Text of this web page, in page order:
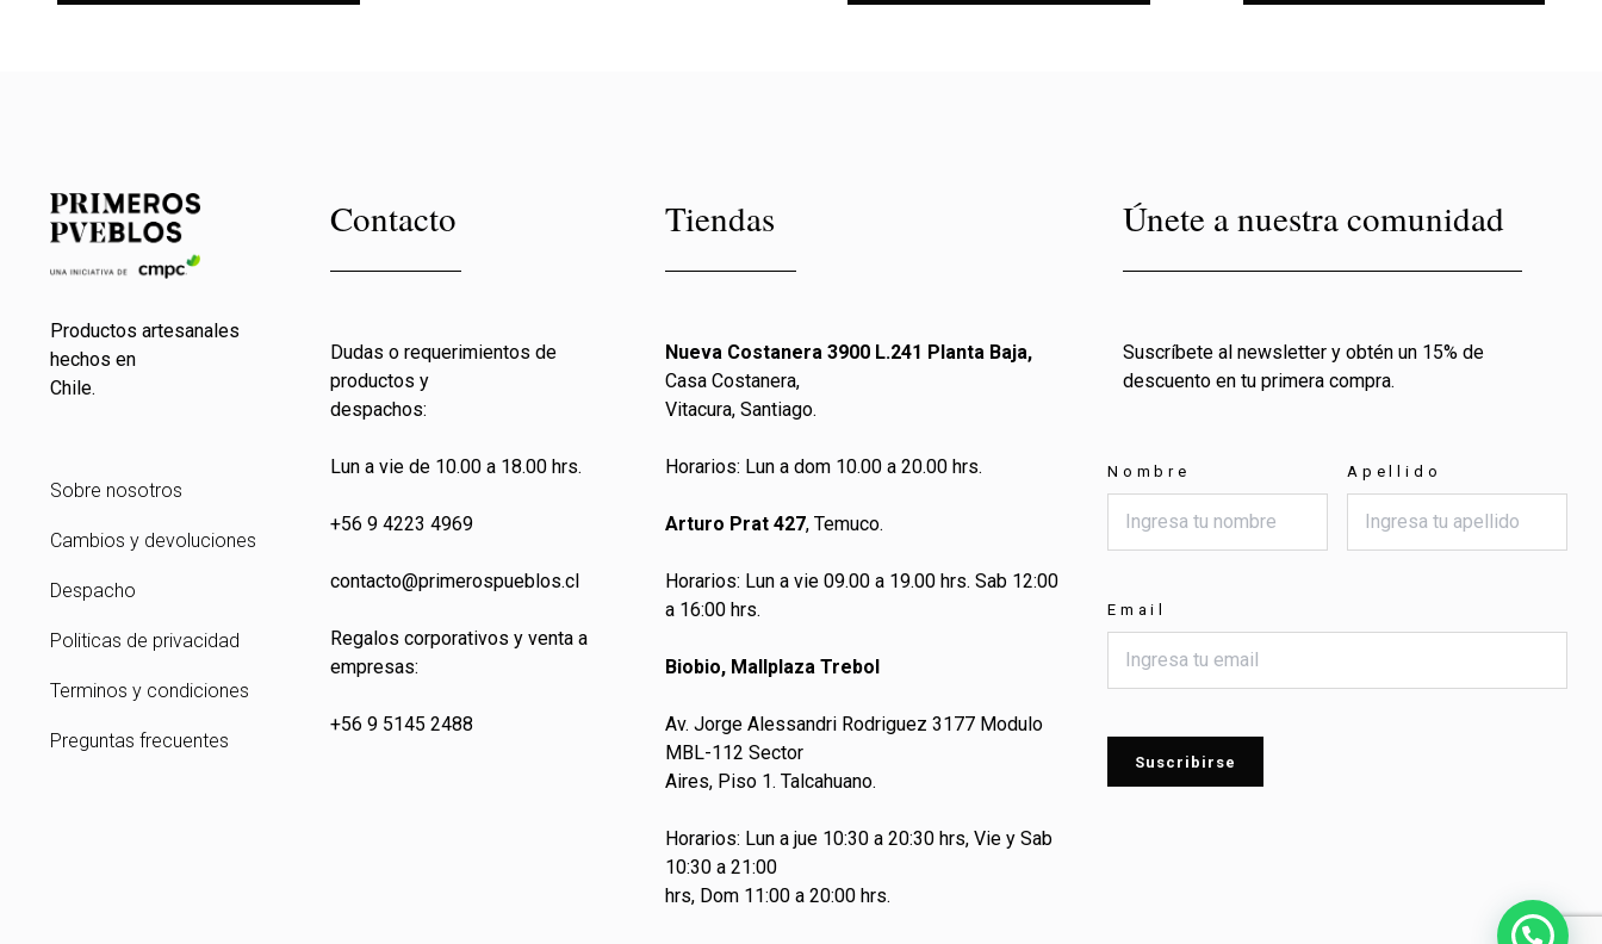
Productos artesanales
hechos en
Chile.
Sobre nosotros
Cambios y devoluciones
Despacho
Politicas de privacidad
Terminos y condiciones
Preguntas frecuentes
Contacto
Dudas o requerimientos de
productos y
despachos:
Lun a vie de 10.00 a 18.00 hrs.
+56 9 4223 4969
contacto@primerospueblos.cl
Regalos corporativos y venta a
empresas:
+56 9 5145 2488
Tiendas
Nueva Costanera 3900 L.241 Planta Baja,
Casa Costanera,
Vitacura, Santiago.
Horarios: Lun a dom 10.00 a 20.00 hrs.
Arturo Prat 427, Temuco.
Horarios: Lun a vie 09.00 a 19.00 hrs. Sab 12:00
a 16:00 hrs.
Biobio, Mallplaza Trebol
Av. Jorge Alessandri Rodriguez 3177 Modulo
MBL-112 Sector
Aires, Piso 1. Talcahuano.
Horarios: Lun a jue 10:30 a 20:30 hrs, Vie y Sab
10:30 a 21:00
hrs, Dom 11:00 a 20:00 hrs.
Únete a nuestra comunidad
Suscríbete al newsletter y obtén un 15% de
descuento en tu primera compra.
Nombre Apellido
Email
Suscribirse